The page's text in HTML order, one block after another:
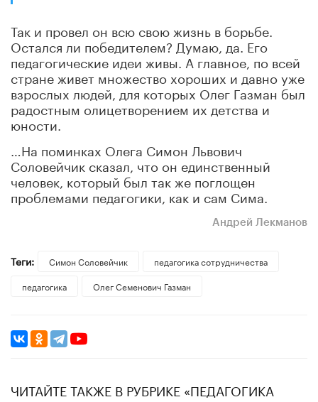
Так и провел он всю свою жизнь в борьбе.
Остался ли победителем? Думаю, да. Его
педагогические идеи живы. А главное, по всей
стране живет множество хороших и давно уже
взрослых людей, для которых Олег Газман был
радостным олицетворением их детства и
юности.
…На поминках Олега Симон Львович
Соловейчик сказал, что он единственный
человек, который был так же поглощен
проблемами педагогики, как и сам Сима.
Андрей Лекманов
Теги: Симон Соловейчик
педагогика сотрудничества
педагогика
Олег Семенович Газман
ЧИТАЙТЕ ТАКЖЕ В РУБРИКЕ «ПЕДАГОГИКА